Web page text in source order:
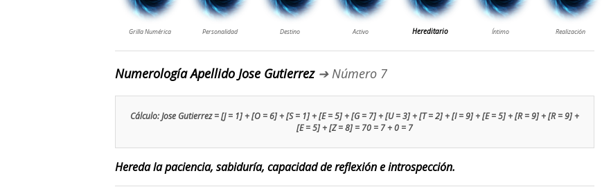
Numerología Apellido Jose Gutierrez➔ Número 7
Cálculo: Jose Gutierrez = [J = 1] + [O = 6] + [S = 1] + [E = 5] + [G = 7] + [U = 3] + [T = 2] + [I = 9] + [E = 5] + [R = 9] + [R = 9] +
[E = 5] + [Z = 8] = 70 = 7 + 0 = 7
Hereda la paciencia, sabiduría, capacidad de reflexión e introspección.